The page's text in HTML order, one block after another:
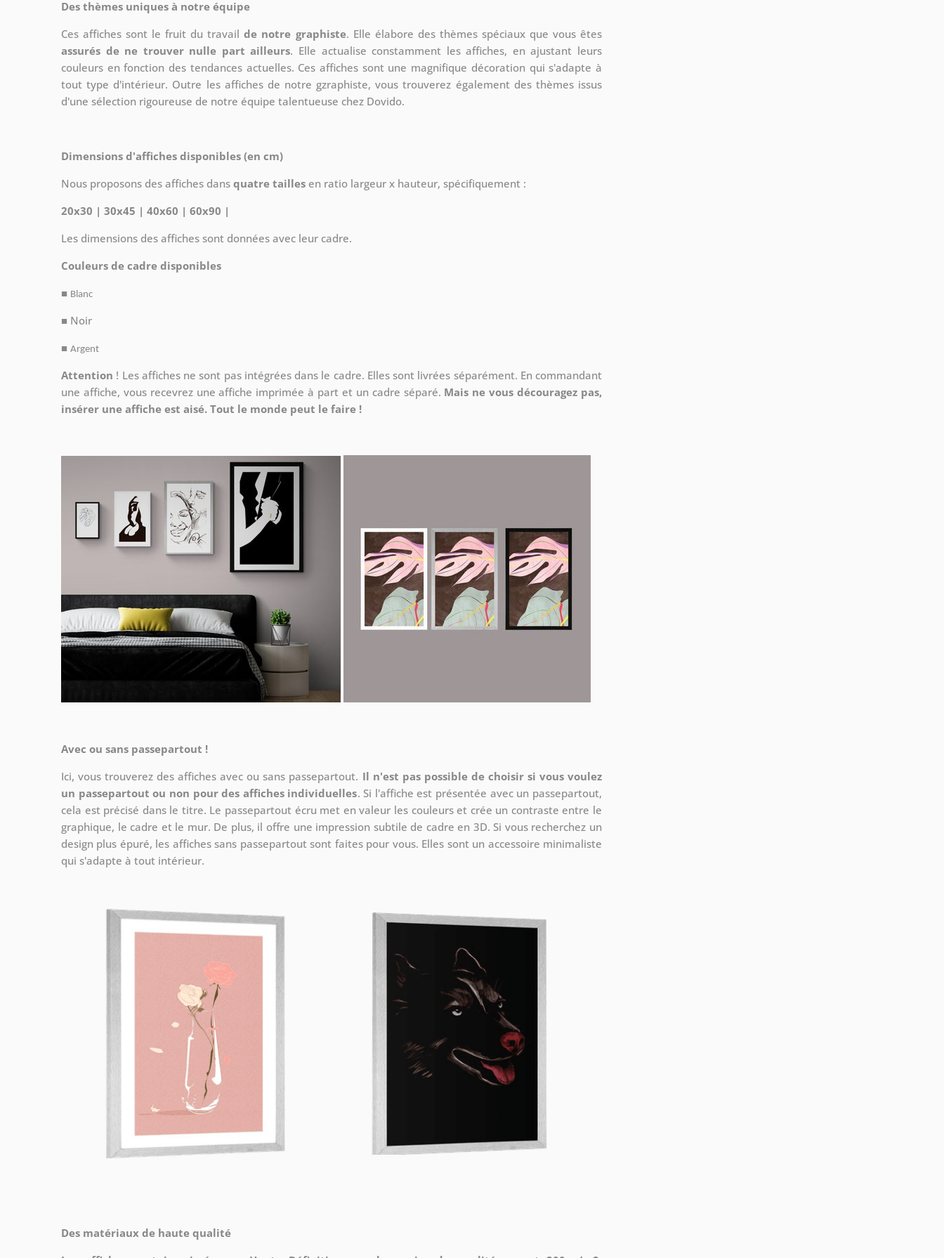
Des thèmes uniques à notre équipe
Ces affiches sont le fruit du travail de notre graphiste. Elle élabore des thèmes spéciaux que vous êtes
assurés de ne trouver nulle part ailleurs. Elle actualise constamment les affiches, en ajustant leurs
couleurs en fonction des tendances actuelles. Ces affiches sont une magnifique décoration qui s'adapte à
tout type d'intérieur. Outre les affiches de notre gzraphiste, vous trouverez également des thèmes issus
d'une sélection rigoureuse de notre équipe talentueuse chez Dovido.
Dimensions d'affiches disponibles (en cm)
Nous proposons des affiches dans quatre tailles en ratio largeur x hauteur, spécifiquement :
20x30 | 30x45 | 40x60 | 60x90 |
Les dimensions des affiches sont données avec leur cadre.
Couleurs de cadre disponibles
■ Blanc
■ Noir
■ Argent
Attention ! Les affiches ne sont pas intégrées dans le cadre. Elles sont livrées séparément. En commandant
une affiche, vous recevrez une affiche imprimée à part et un cadre séparé. Mais ne vous découragez pas,
insérer une affiche est aisé. Tout le monde peut le faire !
Avec ou sans passepartout !
Ici, vous trouverez des affiches avec ou sans passepartout. Il n'est pas possible de choisir si vous voulez
un passepartout ou non pour des affiches individuelles. Si l'affiche est présentée avec un passepartout,
cela est précisé dans le titre. Le passepartout écru met en valeur les couleurs et crée un contraste entre le
graphique, le cadre et le mur. De plus, il offre une impression subtile de cadre en 3D. Si vous recherchez un
design plus épuré, les affiches sans passepartout sont faites pour vous. Elles sont un accessoire minimaliste
qui s'adapte à tout intérieur.
Des matériaux de haute qualité